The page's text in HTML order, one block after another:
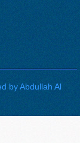
by Abdullah Al